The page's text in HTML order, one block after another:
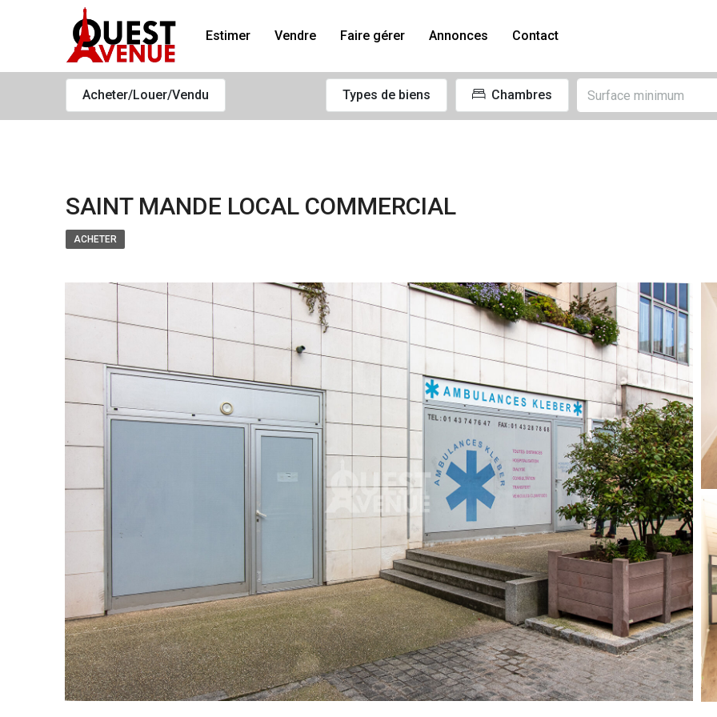
Estimer Vendre Faire gérer Annonces Contact
Acheter/Louer/Vendu Types de biens Chambres
SAINT MANDE LOCAL COMMERCIAL
ACHETER